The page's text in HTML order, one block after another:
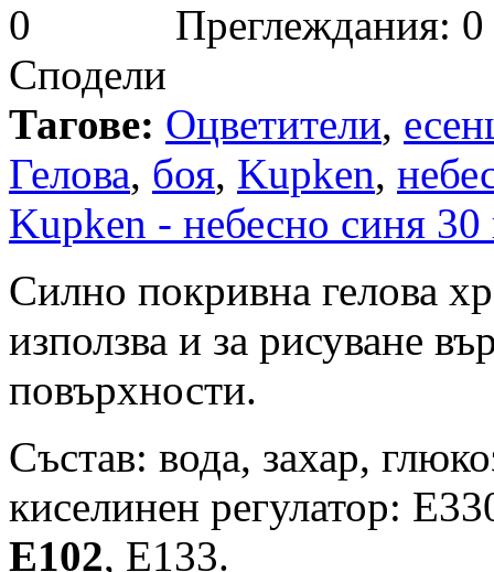
Преглеждания: 0
Сподели
Тагове: Оцветители,
Гелова, боя, Kupken,
Kupken - небесно синя 30
Силно покривна гелова
използва и за рисуване
повърхности.
Състав: вода, захар,
киселинен регулатор:
Е102, Е133.